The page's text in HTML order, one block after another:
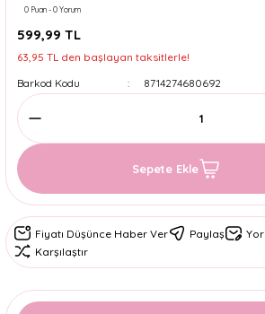
0 Puan - 0 Yorum
599,99 TL
63,95 TL den başlayan taksitlerle!
Barkod Kodu
8714274680692
Sepete Ekle
Fiyatı Düşünce Haber Ver Paylaş
Karşılaştır